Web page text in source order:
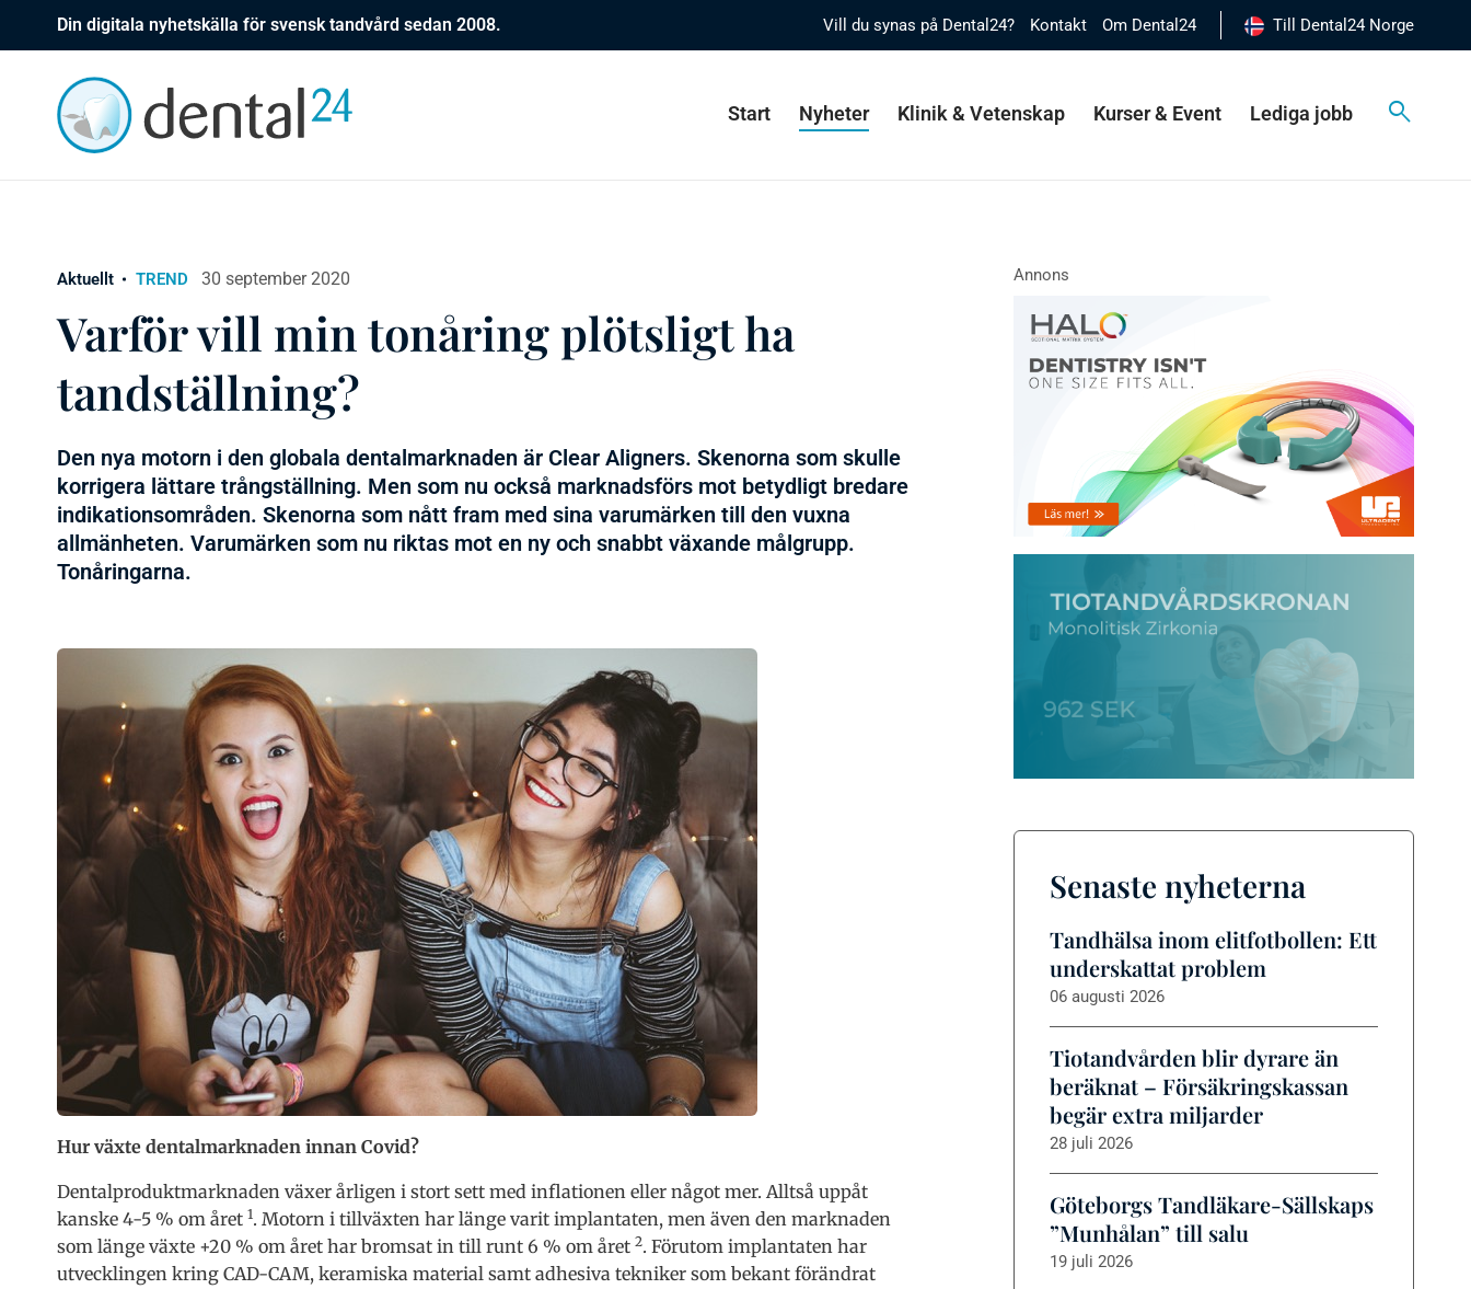
Din digitala nyhetskälla för svensk tandvård sedan 2008. Vill du synas på Dental24? Kontakt Om Dental24 Till Dental24 Norge
Start Nyheter Klinik & Vetenskap Kurser & Event Lediga jobb
Aktuellt TREND 30 september 2020
Varför vill min tonåring plötsligt ha
tandställning?
Den nya motorn i den globala dentalmarknaden är Clear Aligners. Skenorna som skulle
korrigera lättare trångställning. Men som nu också marknadsförs mot betydligt bredare
indikationsområden. Skenorna som nått fram med sina varumärken till den vuxna
allmänheten. Varumärken som nu riktas mot en ny och snabbt växande målgrupp.
Tonåringarna.
Hur växte dentalmarknaden innan Covid?
Dentalproduktmarknaden växer årligen i stort sett med inflationen eller något mer. Alltså uppåt
kanske 4-5 % om året 1. Motorn i tillväxten har länge varit implantaten, men även den marknaden
som länge växte +20 % om året har bromsat in till runt 6 % om året 2. Förutom implantaten har
utvecklingen kring CAD-CAM, keramiska material samt adhesiva tekniker som bekant förändrat
Senaste nyheterna
Tandhälsa inom elitfotbollen: Ett
underskattat problem
06 augusti 2026
Tiotandvården blir dyrare än
beräknat – Försäkringskassan
begär extra miljarder
28 juli 2026
Göteborgs Tandläkare-Sällskaps
”Munhålan” till salu
19 juli 2026